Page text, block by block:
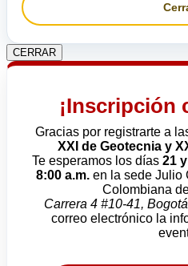
CERRAR
¡Inscripción
Gracias por registrarte a
XXI de Geotecnia y
Te esperamos los días 21
8:00 a.m. en la sede Julio
Colombiana
Carrera 4 #10-41, Bogotá
correo electrónico la